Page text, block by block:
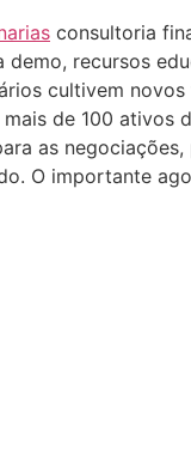
consultoria
recursos
cultivem
de 100 ativos
as negociações,
O importante